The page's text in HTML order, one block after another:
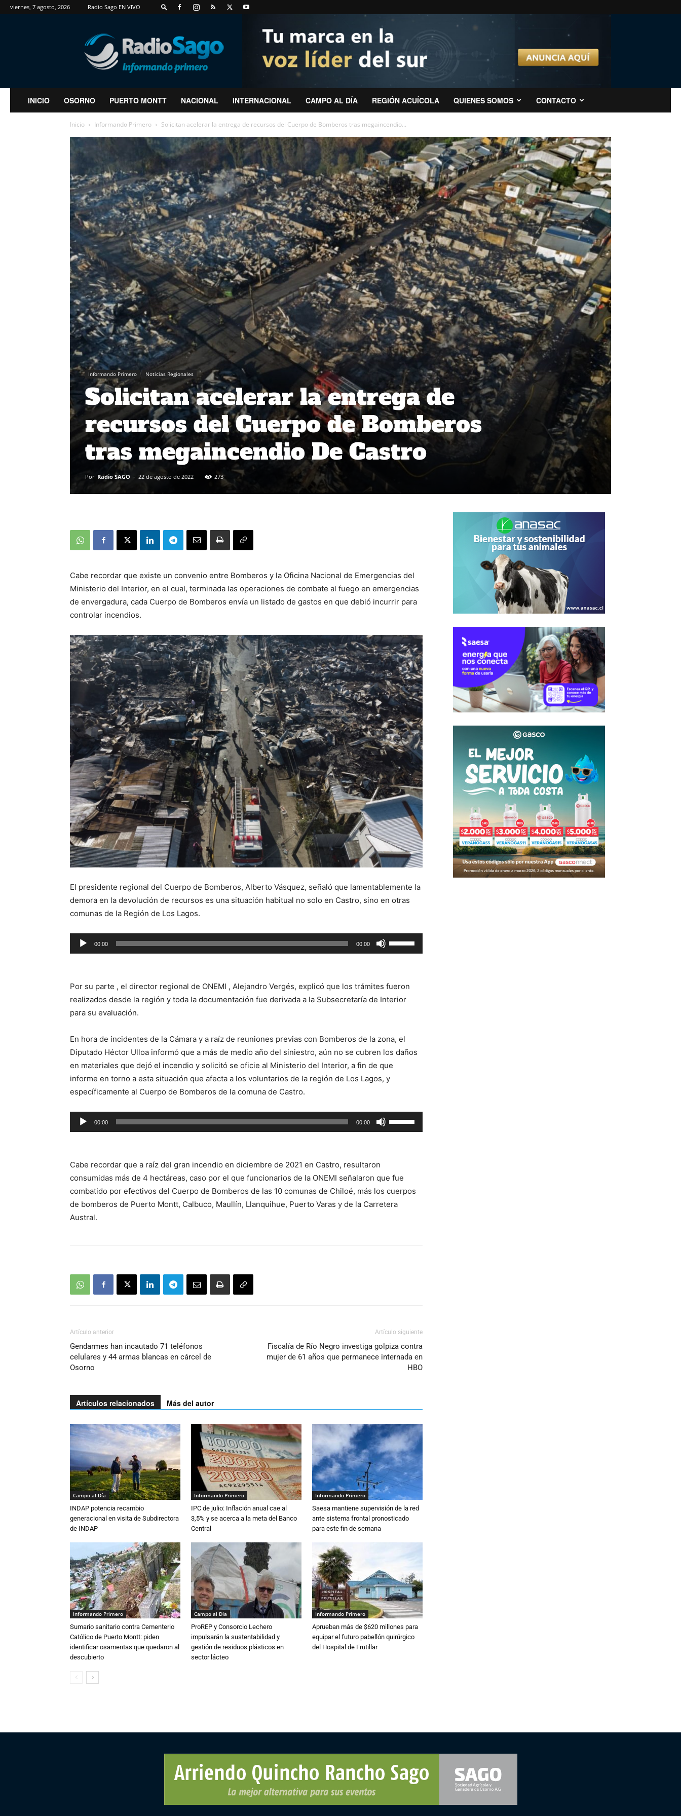
viernes, 7 agosto, 2026 Radio Sago EN VIVO
RadioSago
INICIO OSORNO PUERTO MONTT NACIONAL INTERNACIONAL CAMPO AL DÍA REGIÓN ACUÍCOLA QUIENES SOMOS CONTACTO
Inicio Informando Primero Solicitan acelerar la entrega de recursos del Cuerpo de Bomberos tras megaincendio...
Informando Primero Noticias Regionales
Solicitan acelerar la entrega de
recursos del Cuerpo de Bomberos
tras megaincendio De Castro
Por Radio SAGO - 22 de agosto de 2022 273
Cabe recordar que existe un convenio entre Bomberos y la Oficina Nacional de Emergencias del
Ministerio del Interior, en el cual, terminada las operaciones de combate al fuego en emergencias
de envergadura, cada Cuerpo de Bomberos envía un listado de gastos en que debió incurrir para
controlar incendios.
El presidente regional del Cuerpo de Bomberos, Alberto Vásquez, señaló que lamentablemente la
demora en la devolución de recursos es una situación habitual no solo en Castro, sino en otras
comunas de la Región de Los Lagos.
Reproductor
de
00:00 00:00
Utiliza
las
flecha
arriba/abajo
o
disminuir
el
Por su parte , el director regional de ONEMI , Alejandro Vergés, explicó que los trámites fueron
realizados desde la región y toda la documentación fue derivada a la Subsecretaría de Interior
para su evaluación.
En hora de incidentes de la Cámara y a raíz de reuniones previas con Bomberos de la zona, el
Diputado Héctor Ulloa informó que a más de medio año del siniestro, aún no se cubren los daños
en materiales que dejó el incendio y solicitó se oficie al Ministerio del Interior, a fin de que
informe en torno a esta situación que afecta a los voluntarios de la región de Los Lagos, y
específicamente al Cuerpo de Bomberos de la comuna de Castro.
Reproductor
de
00:00 00:00
Utiliza
las
arriba/abajo
para
aumentar
Cabe recordar que a raíz del gran incendio en diciembre de 2021 en Castro, resultaron
consumidas más de 4 hectáreas, caso por el que funcionarios de la ONEMI señalaron que fue
combatido por efectivos del Cuerpo de Bomberos de las 10 comunas de Chiloé, más los cuerpos
de bomberos de Puerto Montt, Calbuco, Maullín, Llanquihue, Puerto Varas y de la Carretera
Austral.
Artículo anterior
Gendarmes han incautado 71 teléfonos
celulares y 44 armas blancas en cárcel de
Osorno
Artículo siguiente
Fiscalía de Río Negro investiga golpiza contra
mujer de 61 años que permanece internada en
HBO
Artículos relacionados Más del autor
Campo al Día
INDAP potencia recambio
generacional en visita de Subdirectora
de INDAP
Informando Primero
IPC de julio: Inflación anual cae al
3,5% y se acerca a la meta del Banco
Central
Informando Primero
Saesa mantiene supervisión de la red
ante sistema frontal pronosticado
para este fin de semana
Informando Primero
Sumario sanitario contra Cementerio
Católico de Puerto Montt: piden
identificar osamentas que quedaron al
descubierto
Campo al Día
ProREP y Consorcio Lechero
impulsarán la sustentabilidad y
gestión de residuos plásticos en
sector lácteo
Informando Primero
Aprueban más de $620 millones para
equipar el futuro pabellón quirúrgico
del Hospital de Frutillar